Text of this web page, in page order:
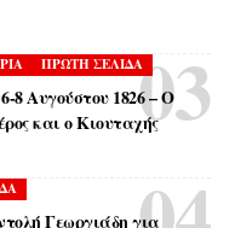
ΠΡΩΤΗ ΣΕΛΙΔΑ
8 Αυγούστου 1826 – Ο
και ο Κιουταχής
Γεωργιάδη για